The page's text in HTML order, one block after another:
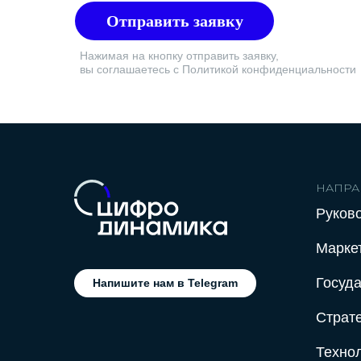
Отправить заявку
Нажимая на кнопку отправить заявку,
вы соглашаетесь с Политикой конфиденциальности
Напишите нам в Telegram